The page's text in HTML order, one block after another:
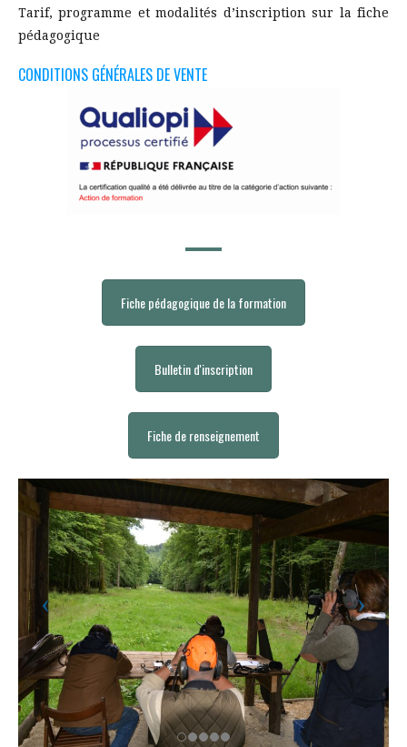
Tarif, programme et modalités d’inscription sur la fiche
pédagogique
CONDITIONS GÉNÉRALES DE VENTE
Fiche pédagogique de la formation
Bulletin d'inscription
Fiche de renseignement